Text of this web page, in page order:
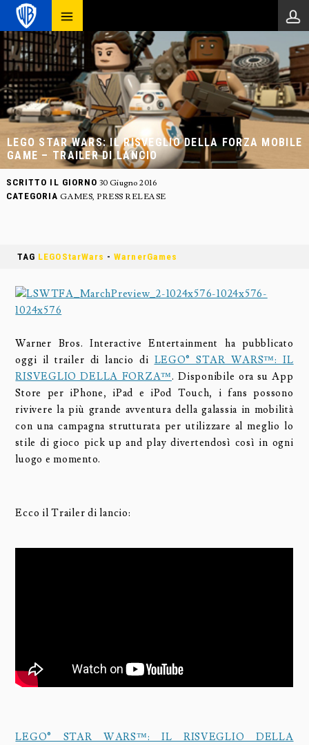
LEGO STAR WARS: IL RISVEGLIO DELLA FORZA MOBILE
GAME – TRAILER DI LANCIO
SCRITTO IL GIORNO 30 Giugno 2016
CATEGORIA GAMES, PRESS RELEASE
TAG LEGOStarWars -WarnerGames
Warner Bros. Interactive Entertainment ha pubblicato
oggi il trailer di lancio di LEGO® STAR WARS™: IL
RISVEGLIO DELLA FORZA™. Disponibile ora su App
Store per iPhone, iPad e iPod Touch, i fans possono
rivivere la più grande avventura della galassia in mobilità
con una campagna strutturata per utilizzare al meglio lo
stile di gioco pick up and play divertendosì così in ogni
luogo e momento.
Ecco il Trailer di lancio:
LEGO® STAR WARS™: IL RISVEGLIO DELLA